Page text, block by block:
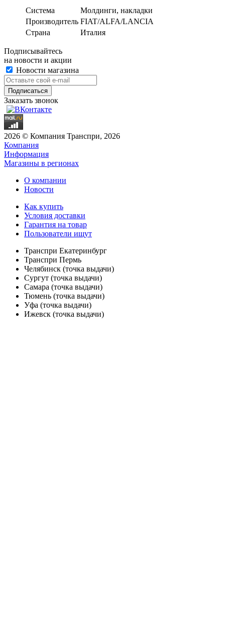
Система
Молдинги, накладки
Производитель FIAT/ALFA/LANCIA
Страна
Италия
Подписывайтесь
на новости и акции
Новости магазина
Заказать звонок
2026 © Компания Транспри, 2026
Компания
Информация
Магазины в регионах
О компании
Новости
Как купить
Условия доставки
Гарантия на товар
Пользователи ищут
Транспри Екатеринбург
Транспри Пермь
Челябинск (точка выдачи)
Сургут (точка выдачи)
Самара (точка выдачи)
Тюмень (точка выдачи)
Уфа (точка выдачи)
Ижевск (точка выдачи)